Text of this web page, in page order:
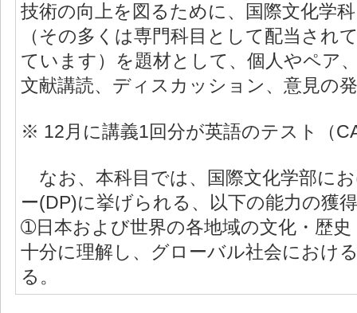
技術の向上を図るために、国際文化学
（その多くは専門科目として配当され
ています）を題材として、個人やペア
文献講読、ディスカッション、意見の
※ 12月に講義1回分が英語のテスト（
なお、本科目では、国際文化学部に
ー(DP)に挙げられる、以下の能力の獲
➀日本および世界の各地域の文化・歴
十分に理解し、グローバル社会におけ
る。